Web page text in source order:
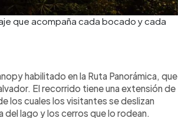
que acompaña cada bocado y cada
habilitado en la Ruta Panorámica, que
El recorrido tiene una extensión de
los cuales los visitantes se deslizan
del lago y los cerros que lo rodean.